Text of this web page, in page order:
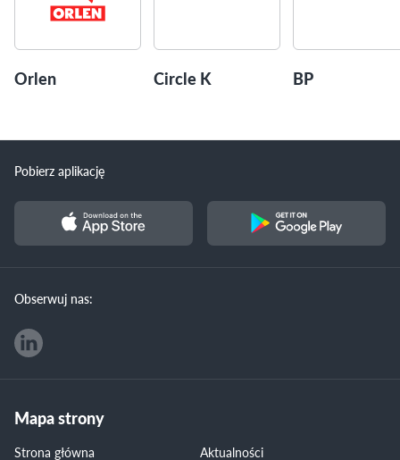
Orlen Circle K BP
Pobierz aplikację
Obserwuj nas:
Mapa strony
Strona główna Aktualności